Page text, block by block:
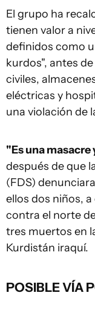
El grupo ha
tienen valor a
definidos como
kurdos", antes
civiles,
eléctricas y
una violación de
"Es una
después de que
(FDS)
ellos dos niños,
contra el norte
tres muertos en
Kurdistán iraquí.
POSIBLE VÍA